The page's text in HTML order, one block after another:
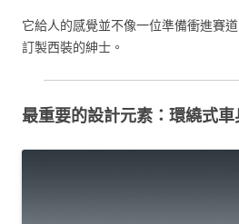
它給人的感覺並不像一位準備衝進賽
訂製西裝的紳士。
最重要的設計元素：環繞式